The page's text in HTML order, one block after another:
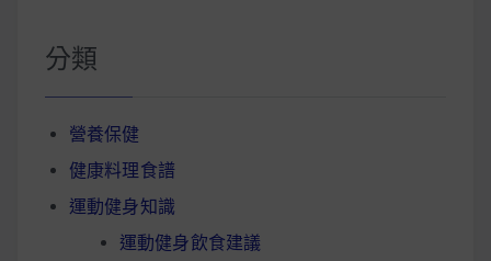
分類
營養保健
健康料理食譜
運動健身知識
運動健身飲食建議